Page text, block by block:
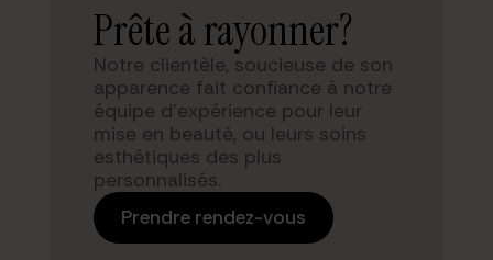
Prête à rayonner?
Notre clientèle, soucieuse de son
apparence fait confiance à notre
équipe d’expérience pour leur
mise en beauté, ou leurs soins
esthétiques des plus
personnalisés.
Prendre rendez-vous